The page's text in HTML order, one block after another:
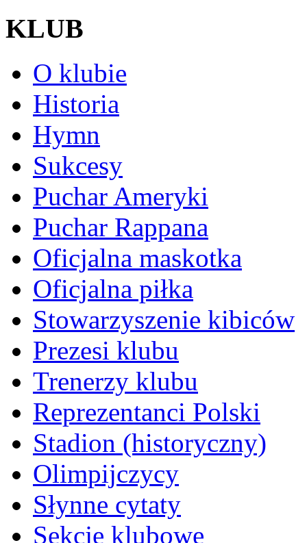
KLUB
O klubie
Historia
Hymn
Sukcesy
Puchar Ameryki
Puchar Rappana
Oficjalna maskotka
Oficjalna piłka
Stowarzyszenie kibiców
Prezesi klubu
Trenerzy klubu
Reprezentanci Polski
Stadion (historyczny)
Olimpijczycy
Słynne cytaty
Sekcje klubowe